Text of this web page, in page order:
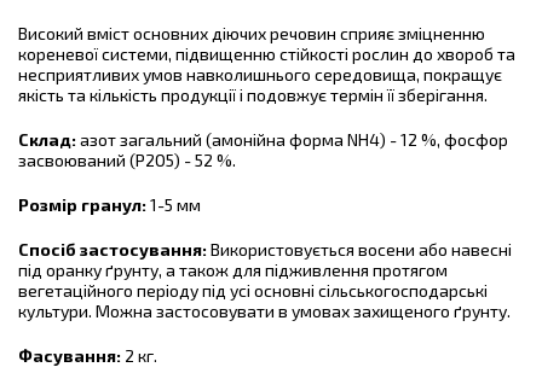
Високий вміст основних діючих речовин сприяє зміцненню
кореневої системи, підвищенню стійкості рослин до хвороб та
несприятливих умов навколишнього середовища, покращує
якість та кількість продукції і подовжує термін її зберігання.
Склад:азот загальний (амонійна форма NH4) - 12 %, фосфор
засвоюваний (Р2О5) - 52 %.
Розмір гранул:1-5 мм
Спосіб застосування:Використовується восени або навесні
під оранку ґрунту, а також для підживлення протягом
вегетаційного періоду під усі основні сільськогосподарські
культури. Можна застосовувати в умовах захищеного ґрунту.
Фасування: 2 кг.